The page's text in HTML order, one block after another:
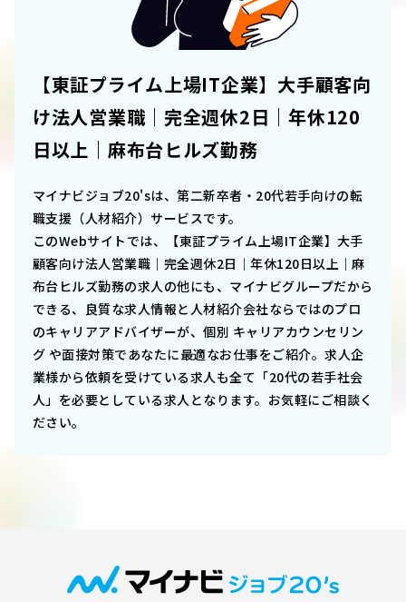
【東証プライム上場IT企業】大手顧客向
け法人営業職｜完全週休2日｜年休120
日以上｜麻布台ヒルズ勤務
マイナビジョブ20'sは、第二新卒者・20代若手向けの転
職支援（人材紹介）サービスです。
このWebサイトでは、
【東証プライム上場IT企業】大手
顧客向け法人営業職｜完全週休2日｜年休120日以上｜麻
布台ヒルズ勤務の求人の他にも、マイナビグループだから
できる、良質な求人情報と人材紹介会社ならではのプロ
のキャリアアドバイザーが、個別 キャリアカウンセリン
グ や面接対策であなたに最適なお仕事をご紹介。求人企
業様から依頼を受けている求人も全て「20代の若手社会
人」を必要としている求人となります。お気軽にご相談く
ださい。